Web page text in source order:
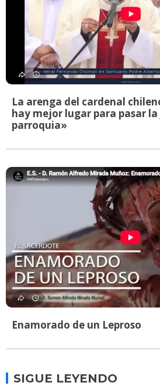
La arenga del cardenal
hay mejor lugar para pasar
parroquia»
Enamorado de un Leproso
SIGUE LEYENDO